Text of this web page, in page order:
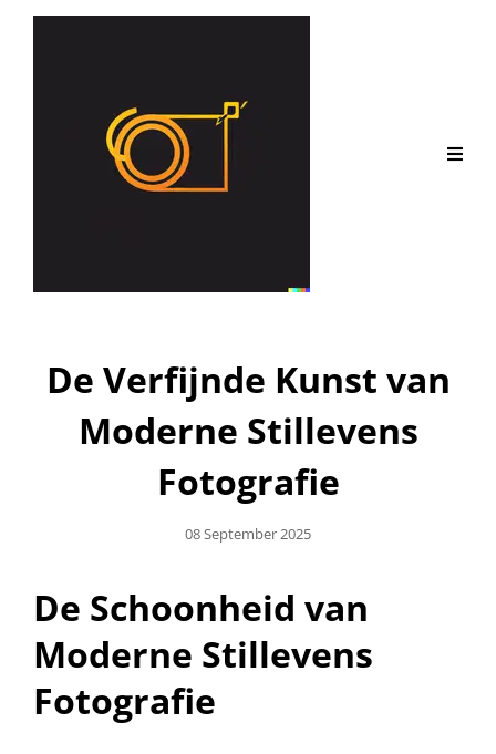
De Verfijnde Kunst van
Moderne Stillevens
Fotografie
Geplaatst
08 September 2025
De Schoonheid van
Moderne Stillevens
Fotografie